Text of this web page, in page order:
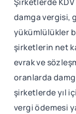
damga vergisi,
yükümlülükler
şirketlerin net
evrak ve
oranlarda
şirketlerde yıl
vergi ödemesi